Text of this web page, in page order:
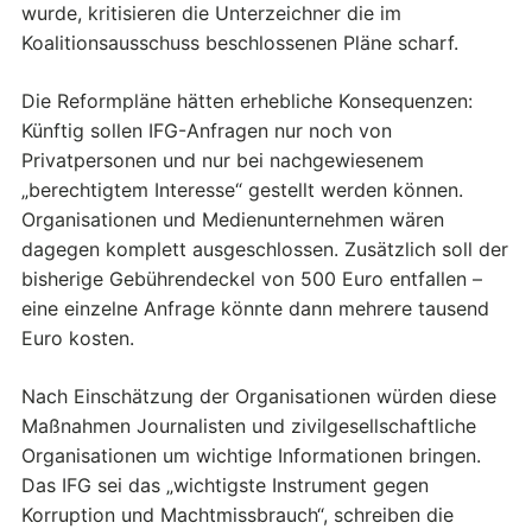
wurde, kritisieren die Unterzeichner die im
Koalitionsausschuss beschlossenen Pläne scharf.
Die Reformpläne hätten erhebliche Konsequenzen:
Künftig sollen IFG-Anfragen nur noch von
Privatpersonen und nur bei nachgewiesenem
„berechtigtem Interesse“ gestellt werden können.
Organisationen und Medienunternehmen wären
dagegen komplett ausgeschlossen. Zusätzlich soll der
bisherige Gebührendeckel von 500 Euro entfallen –
eine einzelne Anfrage könnte dann mehrere tausend
Euro kosten.
Nach Einschätzung der Organisationen würden diese
Maßnahmen Journalisten und zivilgesellschaftliche
Organisationen um wichtige Informationen bringen.
Das IFG sei das „wichtigste Instrument gegen
Korruption und Machtmissbrauch“, schreiben die